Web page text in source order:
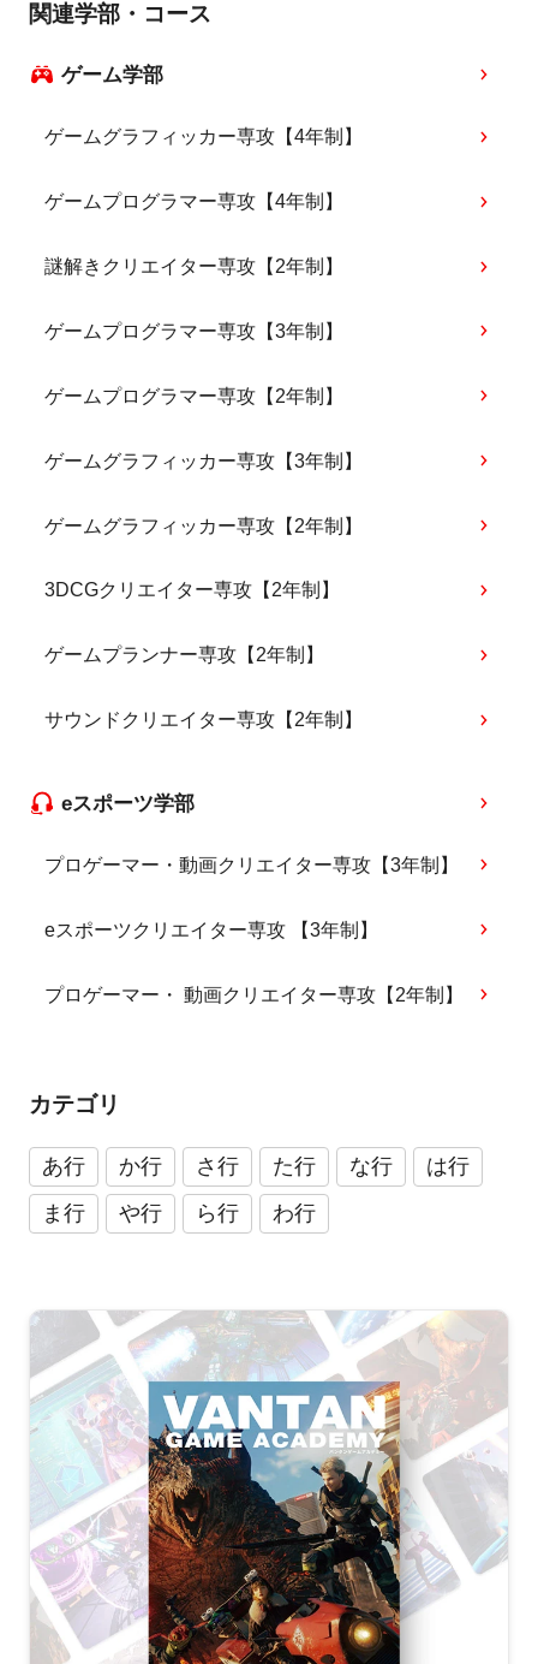
関連学部・コース
ゲーム学部
ゲームグラフィッカー専攻【4年制】
ゲームプログラマー専攻【4年制】
謎解きクリエイター専攻【2年制】
ゲームプログラマー専攻【3年制】
ゲームプログラマー専攻【2年制】
ゲームグラフィッカー専攻【3年制】
ゲームグラフィッカー専攻【2年制】
3DCGクリエイター専攻【2年制】
ゲームプランナー専攻【2年制】
サウンドクリエイター専攻【2年制】
eスポーツ学部
プロゲーマー・動画クリエイター専攻【3年制】
eスポーツクリエイター専攻 【3年制】
プロゲーマー・ 動画クリエイター専攻【2年制】
カテゴリ
あ行 か行 さ行 た行 な行
は行
ま行
や行 ら行 わ行